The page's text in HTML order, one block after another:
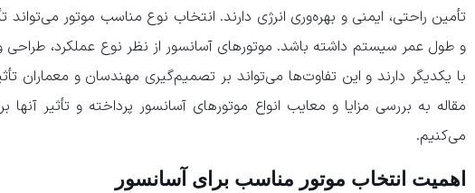
تأمین راحتی، ایمنی و بهره‌وری انرژی دارند. انتخاب نوع مناسب موتور می‌تواند
و طول عمر سیستم داشته باشد. موتورهای آسانسور از نظر نوع عملکرد، طراحی
با یکدیگر دارند و این تفاوت‌ها می‌تواند بر تصمیم‌گیری مهندسان و معماران
مقاله به بررسی مزایا و معایب انواع موتورهای آسانسور پرداخته و تأثیر
می‌کنیم.
اهمیت انتخاب موتور مناسب برای آسانسور